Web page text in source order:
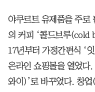
야쿠르트 유제품을 주로
의 커피 ‘콜드브루(cold
17년부터 가정간편식 ‘
온라인 쇼핑몰을 열었다
와이)’로 바꾸었다. 창업